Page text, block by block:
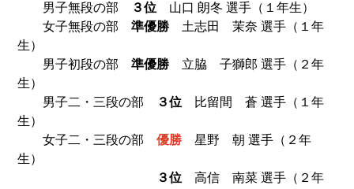
男子無段の部
３位 山口 朗冬 選手（１年生）
女子無段の部準優勝 土志田 茉奈 選手（１年
生）
男子初段の部準優勝 立脇 子獅郎 選手（２年
生）
男子二・三段の部
３位 比留間 蒼 選手（１年
生）
女子二・三段の部優勝 星野 朝 選手（２年
生）
３位 高信 南菜 選手（２年